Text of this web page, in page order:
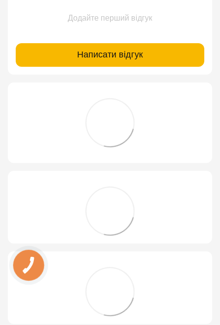
Додайте перший відгук
Написати відгук